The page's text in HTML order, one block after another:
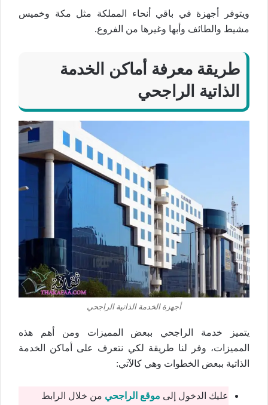
ويتوفر أجهزة في باقي أنحاء المملكة مثل مكة وخميس
مشيط والطائف وأبها وغيرها من الفروع.
طريقة معرفة أماكن الخدمة
الذاتية الراجحي
أجهزة الخدمة الذاتية الراجحي
يتميز خدمة الراجحي ببعض المميزات ومن أهم هذه
المميزات، وفر لنا طريقة لكي نتعرف على أماكن الخدمة
الذاتية ببعض الخطوات وهي كالآتي:
عليك الدخول إلى موقع الراجحي من خلال الرابط